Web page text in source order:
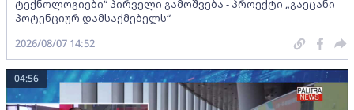
ტექნოლოგიები“ პირველი გამოშვება - პროექტი „გაეცანი
პოტენციურ დამსაქმებელს“
2026/08/07 14:52
04:56